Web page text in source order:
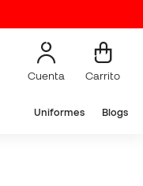
Cuenta Carrito
Uniformes Blogs